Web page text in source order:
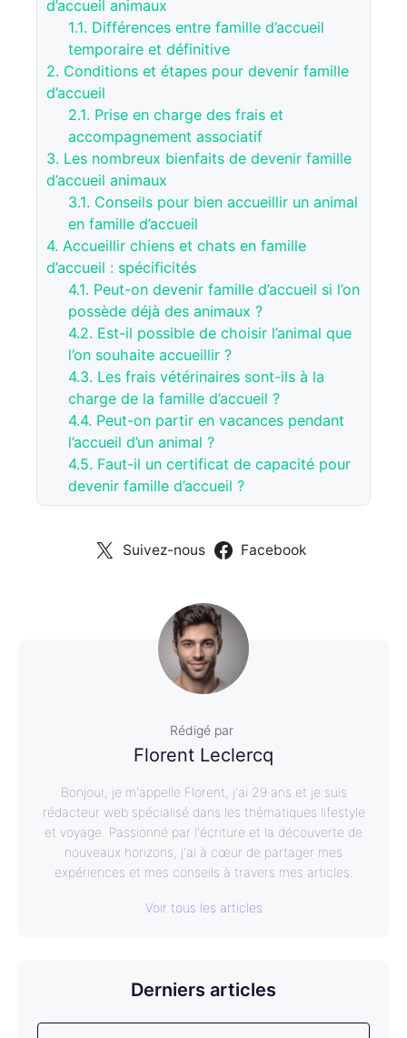
d’accueil animaux
1.1. Différences entre famille d’accueil
temporaire et définitive
2. Conditions et étapes pour devenir famille
d’accueil
2.1. Prise en charge des frais et
accompagnement associatif
3. Les nombreux bienfaits de devenir famille
d’accueil animaux
3.1. Conseils pour bien accueillir un animal
en famille d’accueil
4. Accueillir chiens et chats en famille
d’accueil : spécificités
4.1. Peut-on devenir famille d’accueil si l’on
possède déjà des animaux ?
4.2. Est-il possible de choisir l’animal que
l’on souhaite accueillir ?
4.3. Les frais vétérinaires sont-ils à la
charge de la famille d’accueil ?
4.4. Peut-on partir en vacances pendant
l’accueil d’un animal ?
4.5. Faut-il un certificat de capacité pour
devenir famille d’accueil ?
Suivez-nous Facebook
Rédigé par
Florent Leclercq
Bonjour, je m'appelle Florent, j'ai 29 ans et je suis
rédacteur web spécialisé dans les thématiques lifestyle
et voyage. Passionné par l'écriture et la découverte de
nouveaux horizons, j'ai à cœur de partager mes
expériences et mes conseils à travers mes articles.
Voir tous les articles
Derniers articles